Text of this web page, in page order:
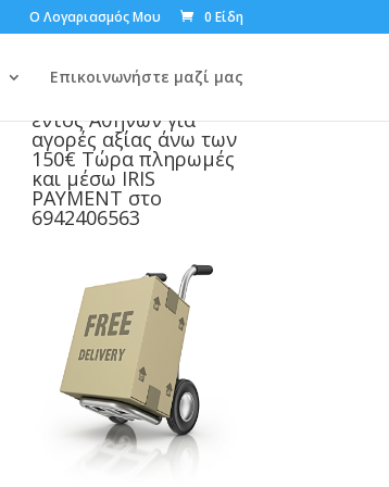
Ο Λογαριασμός Μου 0 Είδη
Επικοινωνήστε μαζί μας
εντός Αθηνών για
αγορές αξίας άνω των
150€ Τώρα πληρωμές
και μέσω IRIS
PAYMENT στο
6942406563